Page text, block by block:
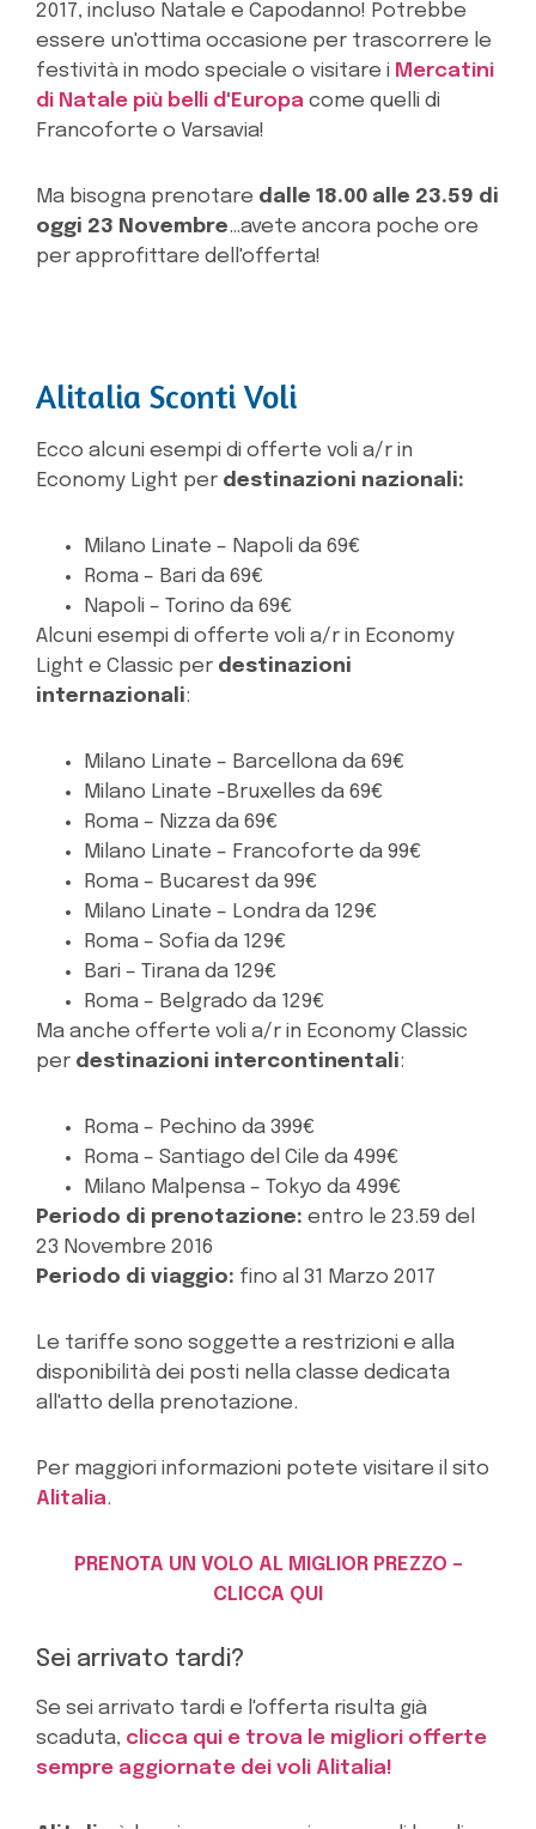
2017, incluso Natale e Capodanno! Potrebbe
essere un'ottima occasione per trascorrere le
festività in modo speciale o visitare i Mercatini
di Natale più belli d'Europa come quelli di
Francoforte o Varsavia!
Ma bisogna prenotare dalle 18.00 alle 23.59 di
oggi 23 Novembre…avete ancora poche ore
per approfittare dell'offerta!
Alitalia Sconti Voli
Ecco alcuni esempi di offerte voli a/r in
Economy Light per destinazioni nazionali:
Milano Linate – Napoli da 69€
Roma – Bari da 69€
Napoli – Torino da 69€
Alcuni esempi di offerte voli a/r in Economy
Light e Classic per destinazioni
internazionali:
Milano Linate – Barcellona da 69€
Milano Linate -Bruxelles da 69€
Roma – Nizza da 69€
Milano Linate – Francoforte da 99€
Roma – Bucarest da 99€
Milano Linate – Londra da 129€
Roma – Sofia da 129€
Bari – Tirana da 129€
Roma – Belgrado da 129€
Ma anche offerte voli a/r in Economy Classic
per destinazioni intercontinentali:
Roma – Pechino da 399€
Roma – Santiago del Cile da 499€
Milano Malpensa – Tokyo da 499€
Periodo di prenotazione: entro le 23.59 del
23 Novembre 2016
Periodo di viaggio: fino al 31 Marzo 2017
Le tariffe sono soggette a restrizioni e alla
disponibilità dei posti nella classe dedicata
all'atto della prenotazione.
Per maggiori informazioni potete visitare il sito
Alitalia.
PRENOTA UN VOLO AL MIGLIOR PREZZO –
CLICCA QUI
Sei arrivato tardi?
Se sei arrivato tardi e l'offerta risulta già
scaduta, clicca qui e trova le migliori offerte
sempre aggiornate dei voli Alitalia!